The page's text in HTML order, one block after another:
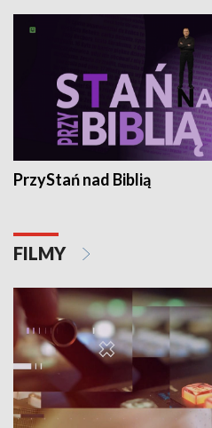
PrzyStań nad Biblią
FILMY